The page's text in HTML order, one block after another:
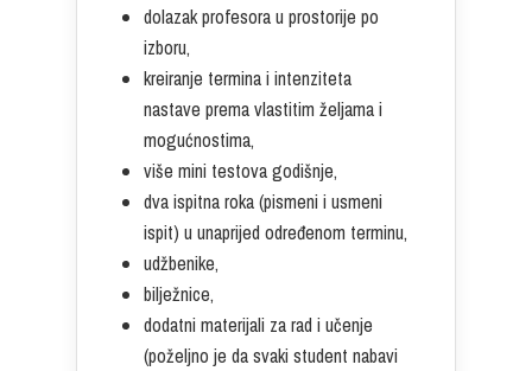
dolazak profesora u prostorije po
izboru,
kreiranje termina i intenziteta
nastave prema vlastitim željama i
mogućnostima,
više mini testova godišnje,
dva ispitna roka (pismeni i usmeni
ispit) u unaprijed određenom terminu,
udžbenike,
bilježnice,
dodatni materijali za rad i učenje
(poželjno je da svaki student nabavi